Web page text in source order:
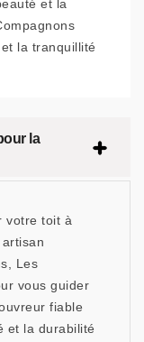
et la
la tranquillité
la
votre toit à
Les
vous guider
fiable
et la durabilité